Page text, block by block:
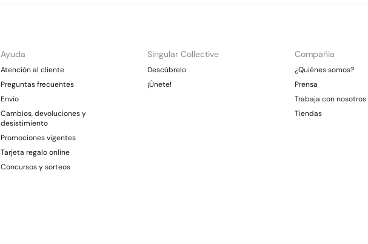
Ayuda
Atención al cliente
Preguntas frecuentes
Envío
Cambios, devoluciones y
desistimiento
Promociones vigentes
Tarjeta regalo online
Concursos y sorteos
Singular Collective
Descúbrelo
¡Únete!
Compañia
¿Quiénes somos?
Prensa
Trabaja con nosotros
Tiendas